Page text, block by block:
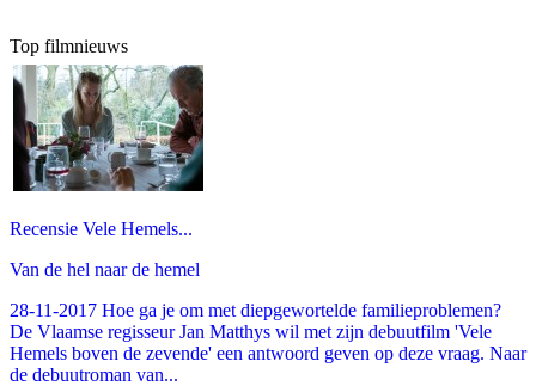
Top filmnieuws
Recensie Vele Hemels...
Van de hel naar de hemel
28-11-2017 Hoe ga je om met diepgewortelde familieproblemen?
De Vlaamse regisseur Jan Matthys wil met zijn debuutfilm 'Vele
Hemels boven de zevende' een antwoord geven op deze vraag. Naar
de debuutroman van...